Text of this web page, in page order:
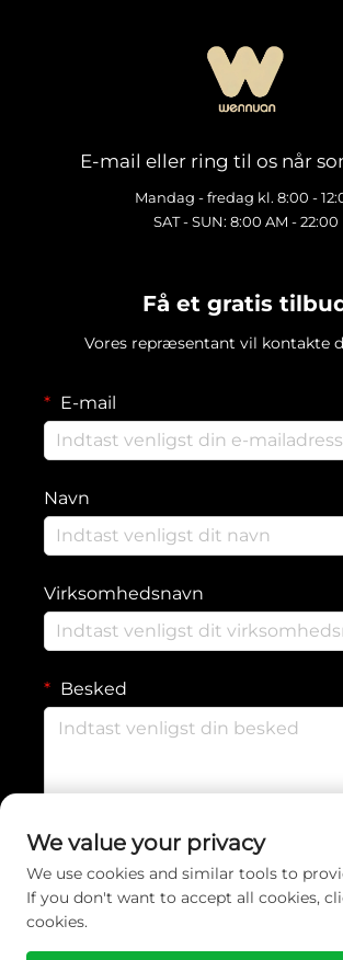
E-mail eller ring til os når
Mandag - fredag kl. 8:00 -
SAT - SUN: 8:00 AM - 22:00
Få et gratis
Vores repræsentant vil kontakte
E-mail
Navn
Virksomhedsnavn
Besked
Indsend
Ophavsret © 2026 Yiwu Wennuan Clothing
forbeholdes. -
We value your privacy
We use cookies and similar tools to
If you don't want to accept all cookies,
cookies.